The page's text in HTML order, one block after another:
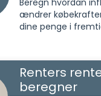
Beregn hvordan
ændrer
dine penge i
Renters
beregner